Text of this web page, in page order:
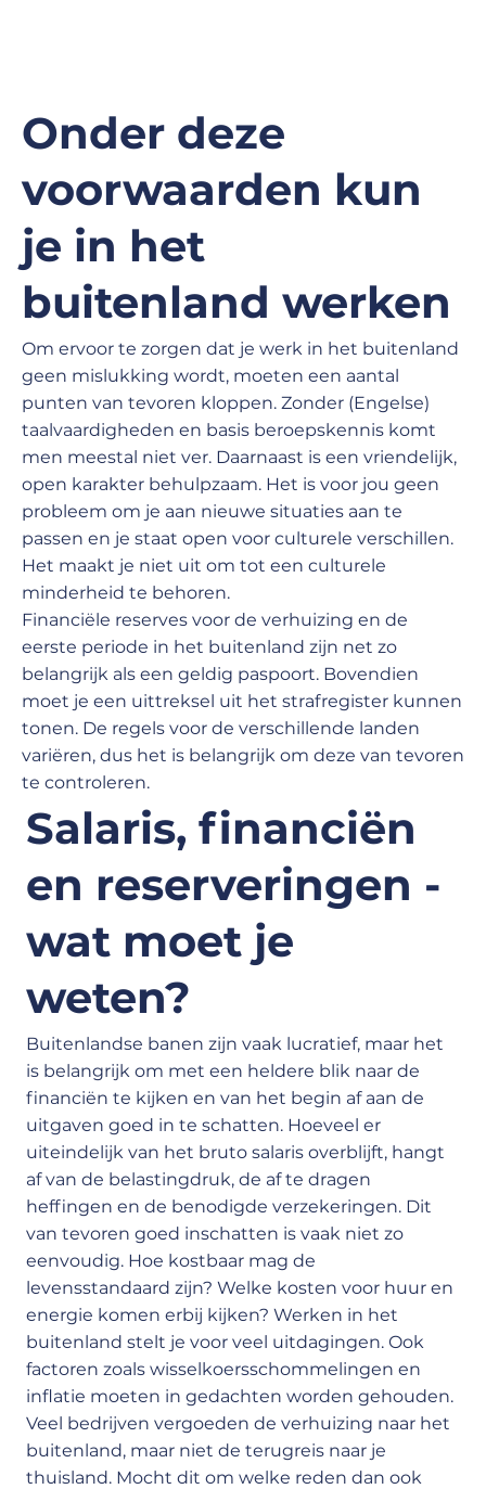
Onder deze
voorwaarden kun
je in het
buitenland werken
Om ervoor te zorgen dat je werk in het buitenland
geen mislukking wordt, moeten een aantal
punten van tevoren kloppen. Zonder (Engelse)
taalvaardigheden en basis beroepskennis komt
men meestal niet ver. Daarnaast is een vriendelijk,
open karakter behulpzaam. Het is voor jou geen
probleem om je aan nieuwe situaties aan te
passen en je staat open voor culturele verschillen.
Het maakt je niet uit om tot een culturele
minderheid te behoren.
Financiële reserves voor de verhuizing en de
eerste periode in het buitenland zijn net zo
belangrijk als een geldig paspoort. Bovendien
moet je een uittreksel uit het strafregister kunnen
tonen. De regels voor de verschillende landen
variëren, dus het is belangrijk om deze van tevoren
te controleren.
Salaris, financiën
en reserveringen -
wat moet je
weten?
Buitenlandse banen zijn vaak lucratief, maar het
is belangrijk om met een heldere blik naar de
financiën te kijken en van het begin af aan de
uitgaven goed in te schatten. Hoeveel er
uiteindelijk van het bruto salaris overblijft, hangt
af van de belastingdruk, de af te dragen
heffingen en de benodigde verzekeringen. Dit
van tevoren goed inschatten is vaak niet zo
eenvoudig. Hoe kostbaar mag de
levensstandaard zijn? Welke kosten voor huur en
energie komen erbij kijken? Werken in het
buitenland stelt je voor veel uitdagingen. Ook
factoren zoals wisselkoersschommelingen en
inflatie moeten in gedachten worden gehouden.
Veel bedrijven vergoeden de verhuizing naar het
buitenland, maar niet de terugreis naar je
thuisland. Mocht dit om welke reden dan ook